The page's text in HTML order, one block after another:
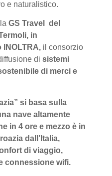
e naturalistico.
GS Travel del
in
il consorzio
di sistemi
di merci e
” si basa sulla
nave altamente
in 4 ore e mezzo è in
dall’Italia,
di viaggio,
connessione wifi.